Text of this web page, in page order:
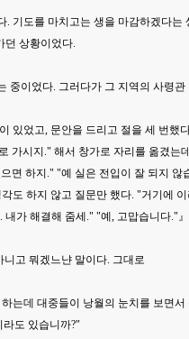
기도를 마치고는 생을 마감하겠다는
던 상황이었다.
중이었다. 그러다가 그 지역의 사령
있었고, 문안을 드리고 절을 세 번했
가시지." 해서 창가로 자리를 옮겼는
면 하지." "예 실은 전입이 잘 되지 않
도 하지 않고 질문만 했다. "거기에
가 해결해 줌세." "예, 고맙습니다."
고 뭐겠느냔 말이다. 그대로
는데 대중들이 낭월의 눈치를 보면
도 있습니까?"